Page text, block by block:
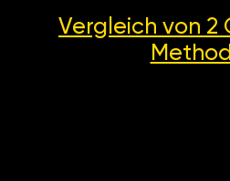
Vergleich von 2